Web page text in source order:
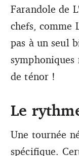
Farandole de
chefs, comme
pas à un seul
de ténor !
Le
Une tournée
spécifique.